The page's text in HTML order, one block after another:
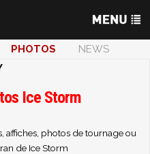
PHOTOS
NEWS
Ice Storm
affiches, photos de tournage ou
de Ice Storm